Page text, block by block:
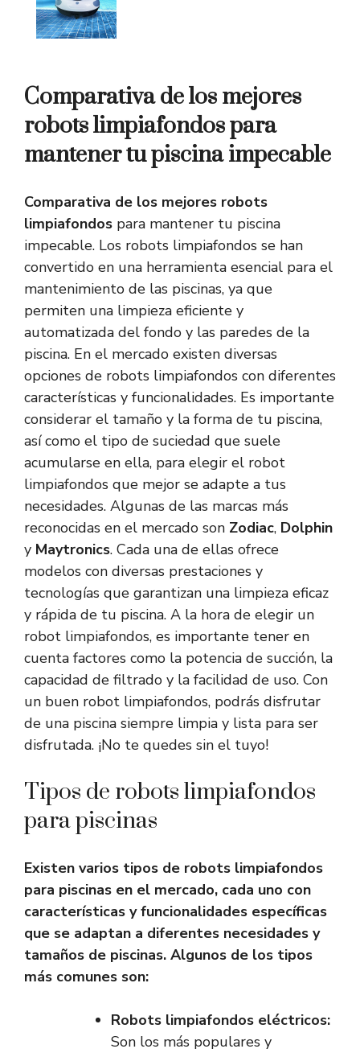
Comparativa de los mejores
robots limpiafondos para
mantener tu piscina impecable
Comparativa de los mejores robots
limpiafondos para mantener tu piscina
impecable. Los robots limpiafondos se han
convertido en una herramienta esencial para el
mantenimiento de las piscinas, ya que
permiten una limpieza eficiente y
automatizada del fondo y las paredes de la
piscina. En el mercado existen diversas
opciones de robots limpiafondos con diferentes
características y funcionalidades. Es importante
considerar el tamaño y la forma de tu piscina,
así como el tipo de suciedad que suele
acumularse en ella, para elegir el robot
limpiafondos que mejor se adapte a tus
necesidades. Algunas de las marcas más
reconocidas en el mercado son Zodiac, Dolphin
y Maytronics. Cada una de ellas ofrece
modelos con diversas prestaciones y
tecnologías que garantizan una limpieza eficaz
y rápida de tu piscina. A la hora de elegir un
robot limpiafondos, es importante tener en
cuenta factores como la potencia de succión, la
capacidad de filtrado y la facilidad de uso. Con
un buen robot limpiafondos, podrás disfrutar
de una piscina siempre limpia y lista para ser
disfrutada. ¡No te quedes sin el tuyo!
Tipos de robots limpiafondos
para piscinas
Existen varios tipos de robots limpiafondos
para piscinas en el mercado, cada uno con
características y funcionalidades específicas
que se adaptan a diferentes necesidades y
tamaños de piscinas. Algunos de los tipos
más comunes son:
Robots limpiafondos eléctricos:
Son los más populares y